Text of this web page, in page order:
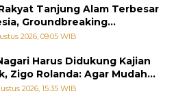
Tanjung Alam Terbesar
Groundbreaking
2026, 09:05 WIB
Harus Didukung Kajian
Zigo Rolanda: Agar Mudah
di Kementerian
2026, 15:35 WIB